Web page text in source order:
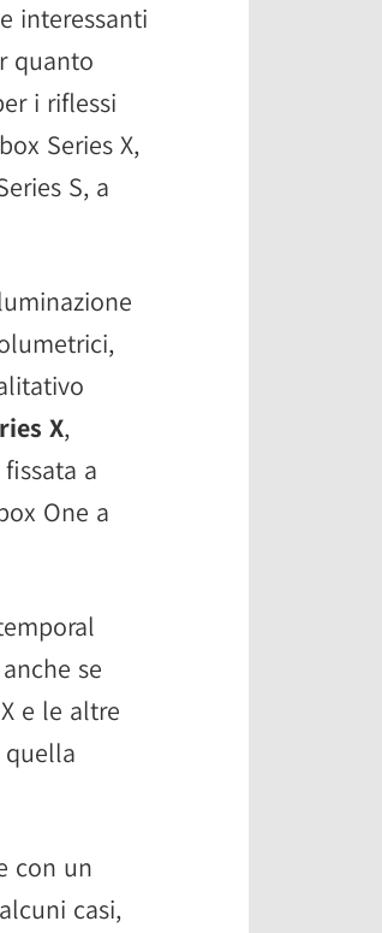
interessanti
quanto
i riflessi
Series X,
S, a
X,
a
One a
se
e le altre
quella
con un
casi,